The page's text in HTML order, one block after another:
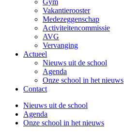
Gym
Vakantierooster
Medezeggenschap
Activiteitencommissie
AVG
Vervanging
Actueel
Nieuws uit de school
Agenda
Onze school in het nieuws
Contact
Nieuws uit de school
Agenda
Onze school in het nieuws